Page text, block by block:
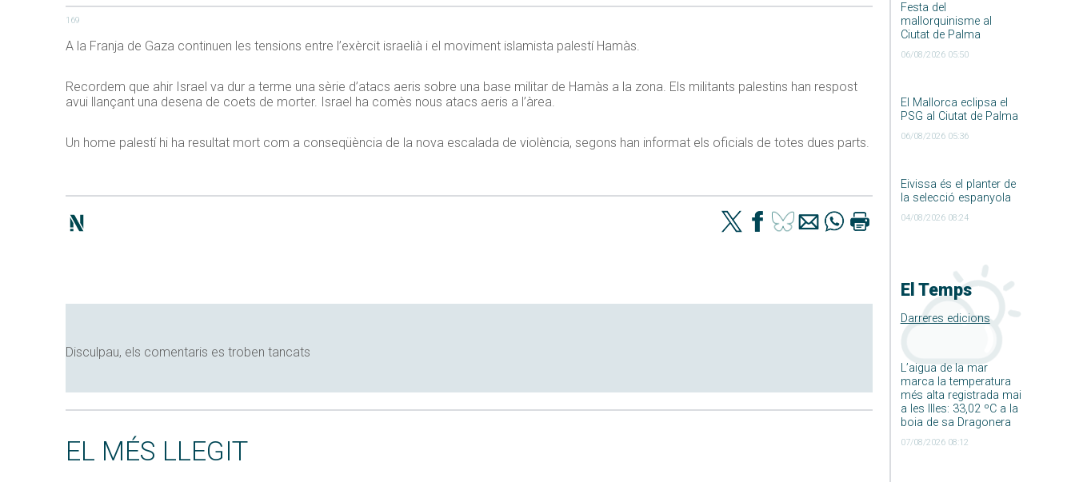
Festa del
mallorquinisme al
Ciutat de Palma
06/08/2026 05:50
El Mallorca eclipsa el
PSG al Ciutat de Palma
06/08/2026 05:36
Eivissa és el planter de
la selecció espanyola
04/08/2026 08:24
El Temps
Darreres edicions
L’aigua de la mar
marca la temperatura
més alta registrada mai
a les Illes: 33,02 ºC a la
boia de sa Dragonera
07/08/2026 08:12
169
A la Franja de Gaza continuen les tensions entre l’exèrcit israelià i el moviment islamista palestí Hamàs.
Recordem que ahir Israel va dur a terme una sèrie d’atacs aeris sobre una base militar de Hamàs a la zona. Els militants palestins han respost
avui llançant una desena de coets de morter. Israel ha comès nous atacs aeris a l’àrea.
Un home palestí hi ha resultat mort com a conseqüència de la nova escalada de violència, segons han informat els oficials de totes dues parts.
Disculpau, els comentaris es troben tancats
EL MÉS LLEGIT